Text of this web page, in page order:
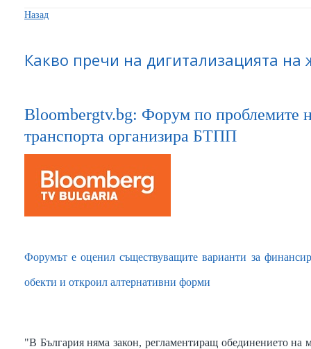
Назад
Какво пречи на дигитализацията на
Bloombergtv.bg: Форум по проблемите
транспорта организира БТПП
Форумът е оценил съществуващите варианти за
обекти и откроил алтернативни форми
"В България няма закон, регламентиращ обединението